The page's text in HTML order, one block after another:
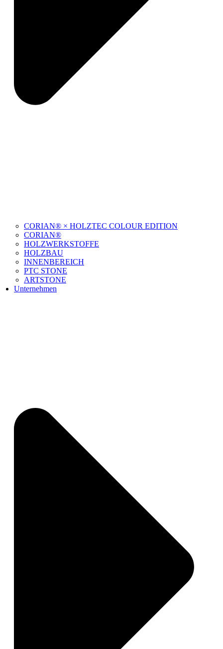
CORIAN® × HOLZTEC COLOUR EDITION
CORIAN®
HOLZWERKSTOFFE
HOLZBAU
INNENBEREICH
PTC STONE
ARTSTONE
Unternehmen